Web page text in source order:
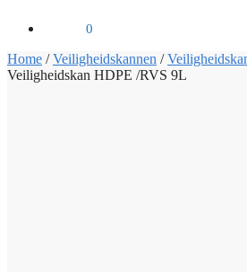
0
Home /Veiligheidskannen /
Veiligheidskan HDPE /RVS 9L